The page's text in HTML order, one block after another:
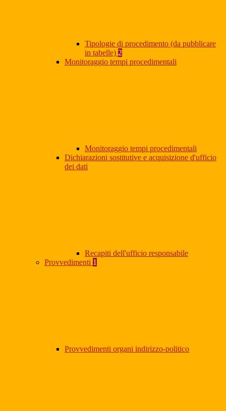
Tipologie di procedimento (da pubblicare
in tabelle) 2
Monitoraggio tempi procedimentali
Monitoraggio tempi procedimentali
Dichiarazioni sostitutive e acquisizione d'ufficio
dei dati
Recapiti dell'ufficio responsabile
Provvedimenti 1
Provvedimenti organi indirizzo-politico